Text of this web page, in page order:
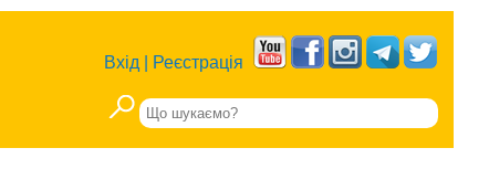
Вхід Реєстрація